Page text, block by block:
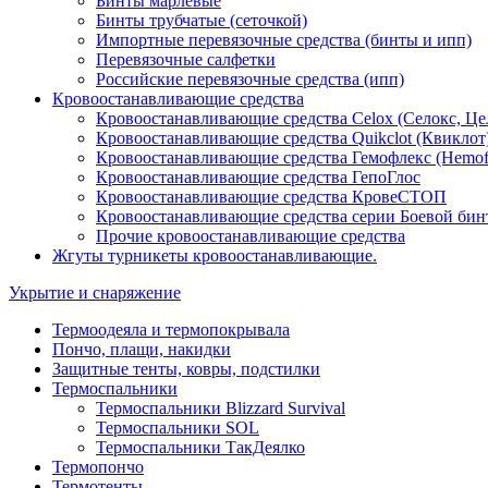
Бинты трубчатые (сеточкой)
Импортные перевязочные средства (бинты и ипп)
Перевязочные салфетки
Российские перевязочные средства (ипп)
Кровоостанавливающие средства
Кровоостанавливающие средства Celox (Селокс,
Кровоостанавливающие средства Quikclot
Кровоостанавливающие средства Гемофлекс
Кровоостанавливающие средства ГепоГлос
Кровоостанавливающие средства КровеСТОП
Кровоостанавливающие средства серии Боевой
Прочие кровоостанавливающие средства
Жгуты турникеты кровоостанавливающие.
Укрытие и снаряжение
Термоодеяла и термопокрывала
Пончо, плащи, накидки
Защитные тенты, ковры, подстилки
Термоспальники
Термоспальники Blizzard Survival
Термоспальники SOL
Термоспальники ТакДеялко
Термопончо